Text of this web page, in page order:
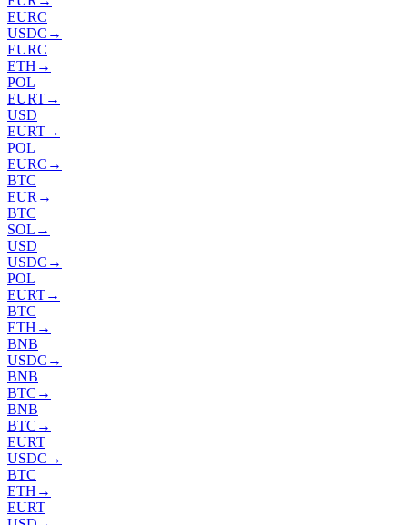
EURC
USDC →
EURC
ETH →
POL
EURT→
USD
EURT→
POL
EURC →
BTC
EUR →
BTC
SOL →
USD
USDC →
POL
EURT→
BTC
ETH →
BNB
USDC →
BNB
BTC →
BNB
BTC →
EURT
USDC →
BTC
ETH →
EURT